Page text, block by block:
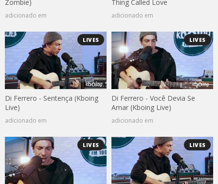
Zombie)
adicionado em
Thing Called Love
adicionado em
LIVES
Di Ferrero - Sentença (Kboing
Live)
adicionado em
LIVES
Di Ferrero - Você Devia Se
Amar (Kboing Live)
adicionado em
LIVES LIVES